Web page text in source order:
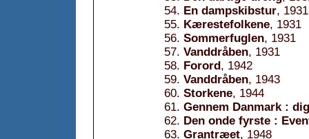
En dampskibstur, 1931
Kærestefolkene, 1931
Sommerfuglen, 1931
Vanddråben, 1931
Forord, 1942
Vanddråben, 1943
Storkene, 1944
Gennem Danmark :
Den onde fyrste :
Grantræet, 1948